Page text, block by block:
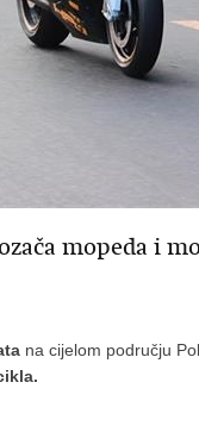
mopeda i
na cijelom području